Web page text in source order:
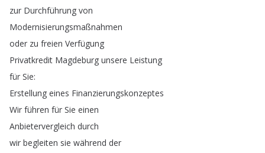
zur Durchführung von
Modernisierungsmaßnahmen
oder zu freien Verfügung
Privatkredit Magdeburg unsere Leistung
für Sie:
Erstellung eines Finanzierungskonzeptes
Wir führen für Sie einen
Anbietervergleich durch
wir begleiten sie während der